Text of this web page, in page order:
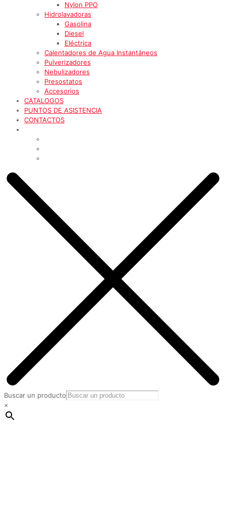
Nylon PPO
Hidrolavadoras
Gasolina
Diesel
Eléctrica
Calentadores de Agua Instantáneos
Pulverizadores
Nebulizadores
Presostatos
Accesorios
CATALOGOS
PUNTOS DE ASISTENCIA
CONTACTOS
Buscar un producto
×